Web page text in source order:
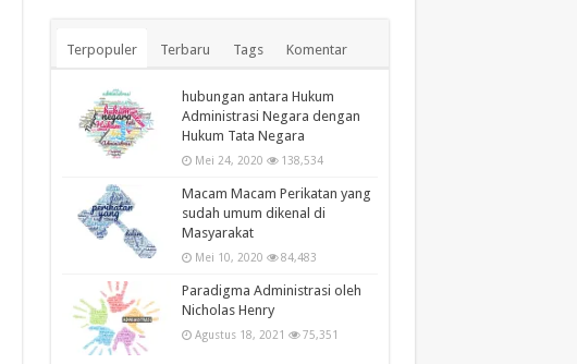
Terpopuler Terbaru Tags Komentar
hubungan antara Hukum
Administrasi Negara dengan
Hukum Tata Negara
Mei 24, 2020 138,534
Macam Macam Perikatan yang
sudah umum dikenal di
Masyarakat
Mei 10, 2020 84,483
Paradigma Administrasi oleh
Nicholas Henry
Agustus 18, 2021 75,351